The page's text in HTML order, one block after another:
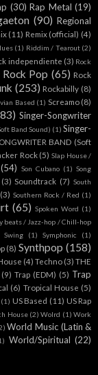
(30) Rap Metal (19)
(90) Regional
(11) Remix (official) (4)
(1) Riddim / Tearout (2)
independiente (3) Rock
Rock Pop (65) Rock
(253) Rockabilly (8)
Based (1) Screamo (8)
Singer-Songwriter
Band Sound) (1) Singer-
BAND (Soft
Rock (5) Slap House /
(54) Son Cubano (1) Song
(3) Soundtrack (7) South
(3) Southern Rock / Red (1)
(65) Spoken Word (1)
beats / Jazz-hop / Chill-hop
Swing (1) Symphonic (1)
(8) Synthpop (158)
(4) Techno (3) THE
(9) Trap (EDM) (5) Trap
(6) Tropical House (5)
(1) US Based (11) US Rap
House (2) Wolrd (1) Work
World Music (Latin &
World/Spiritual (22)